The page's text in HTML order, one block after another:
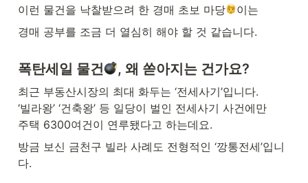
이런 물건을 낙찰받으려 한 경매 초보 마당
이는
경매 공부를 조금 더 열심히 해야 할 것 같습니다.
폭탄세일 물건 , 왜 쏟아지는 건가요?
최근 부동산시장의 최대 화두는 ‘전세사기’입니다.
‘빌라왕’ ‘건축왕’ 등 일당이 벌인 전세사기 사건에만
주택 6300여건이 연루됐다고 하는데요.
방금 보신 금천구 빌라 사례도 전형적인 ‘깡통전세’입니
다.